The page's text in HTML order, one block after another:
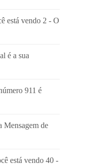
está vendo 2 - O
é a sua
911 é
de
está vendo 40 -